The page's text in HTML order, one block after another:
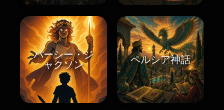
パーシー・ジ
ャクソン
ペルシア神話